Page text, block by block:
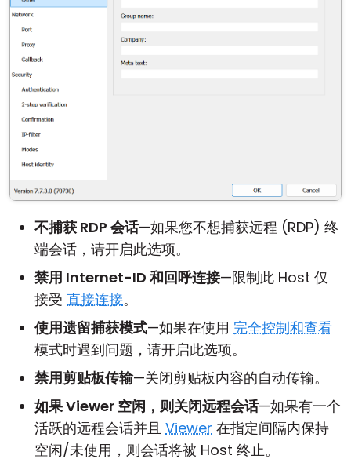
不捕获 RDP 会话—如果您不想捕获远程 (RDP) 终
端会话，请开启此选项。
禁用 Internet-ID 和回呼连接—限制此 Host 仅
接受 直接连接。
使用遗留捕获模式—如果在使用 完全控制和查看
模式时遇到问题，请开启此选项。
禁用剪贴板传输—关闭剪贴板内容的自动传输。
如果 Viewer 空闲，则关闭远程会话—如果有一个
活跃的远程会话并且 Viewer 在指定间隔内保持
空闲/未使用，则会话将被 Host 终止。